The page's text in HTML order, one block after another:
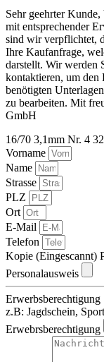
Sehr geehrter
mit entsprechender
sind wir verpflichtet,
Ihre Kaufanfrage,
darstellt. Wir werden
kontaktieren, um den
benötigten
zu bearbeiten. Mit
GmbH
16/70 3,1mm Nr. 4
Vorname
Name
Strasse
PLZ
Ort
E-Mail
Telefon
Kopie (Eingescannt)
Personalausweis
Erwerbsberechtigung
z.B: Jagdschein,
Erwebrsberechtigung